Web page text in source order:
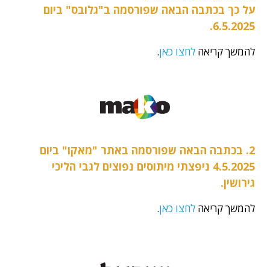
על כך בכתבה הבאה שפורסמה ב"גלובס" ביום
6.5.2025.
להמשך קריאה לחצו כאן.
2. בכתבה הבאה שפורסמה באתר "מאקו" ביום
4.5.2025 ניפצתי מיתוסים נפוצים לגבי הליכי
גירושין.
להמשך קריאה לחצו כאן.